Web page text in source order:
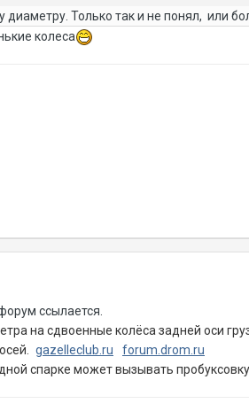
диаметру. Только так и не понял, или
колеса
ссылается.
на сдвоенные колёса задней оси
gazelleclub.ru
forum.drom.ru
спарке может вызывать